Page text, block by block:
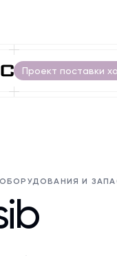
Проект поставки
И